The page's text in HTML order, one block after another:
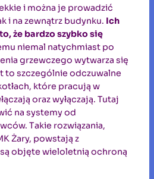
i można je prowadzić
i na zewnątrz budynku. Ich
że bardzo szybko się
niemal natychmiast po
grzewczego wytwarza się
to szczególnie odczuwalne
które pracują w
oraz wyłączają. Tutaj
na systemy od
Takie rozwiązania,
Żary, powstają z
objęte wieloletnią ochroną